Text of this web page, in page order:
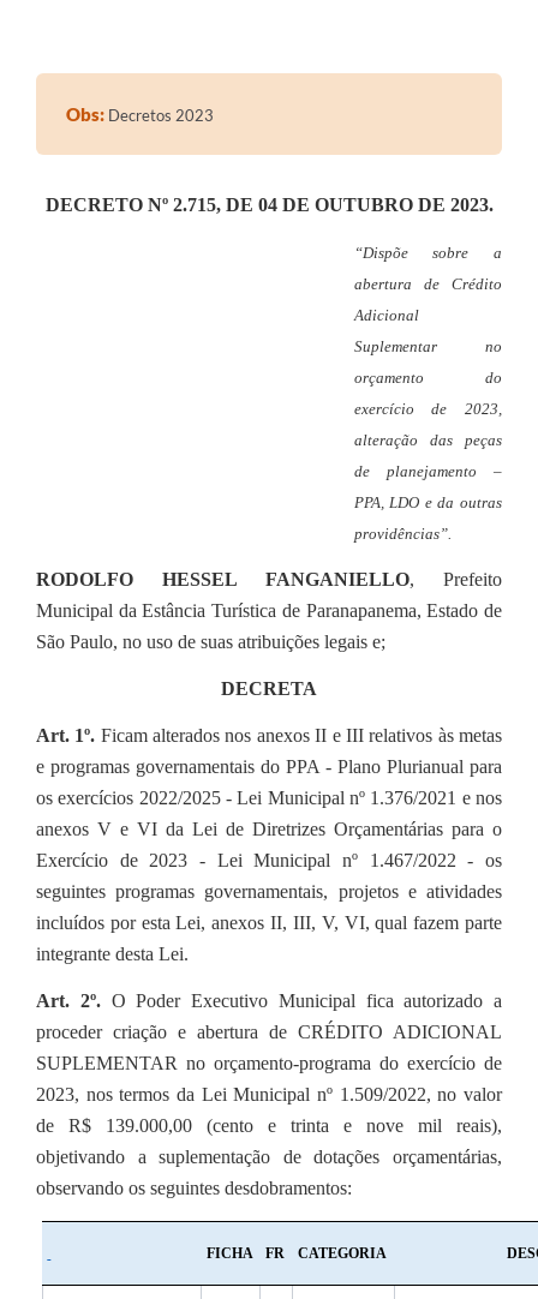
Obs: Decretos 2023
DECRETO Nº 2.715, DE 04 DE OUTUBRO DE 2023.
“Dispõe sobre a
abertura de Crédito
Adicional
Suplementar no
orçamento do
exercício de 2023,
alteração das peças
de planejamento –
PPA, LDO e da outras
providências”.
RODOLFO HESSEL FANGANIELLO, Prefeito
Municipal da Estância Turística de Paranapanema, Estado de
São Paulo, no uso de suas atribuições legais e;
DECRETA
Art. 1º. Ficam alterados nos anexos II e III relativos às metas
e programas governamentais do PPA - Plano Plurianual para
os exercícios 2022/2025 - Lei Municipal nº 1.376/2021 e nos
anexos V e VI da Lei de Diretrizes Orçamentárias para o
Exercício de 2023 - Lei Municipal nº 1.467/2022 - os
seguintes programas governamentais, projetos e atividades
incluídos por esta Lei, anexos II, III, V, VI, qual fazem parte
integrante desta Lei.
Art. 2º. O Poder Executivo Municipal fica autorizado a
proceder criação e abertura de CRÉDITO ADICIONAL
SUPLEMENTAR no orçamento-programa do exercício de
2023, nos termos da Lei Municipal nº 1.509/2022, no valor
de R$ 139.000,00 (cento e trinta e nove mil reais),
objetivando a suplementação de dotações orçamentárias,
observando os seguintes desdobramentos:
FICHA FR CATEGORIA